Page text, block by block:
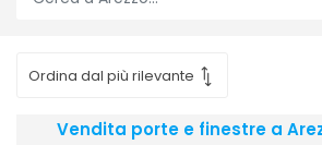
Vendita porte e finestre a